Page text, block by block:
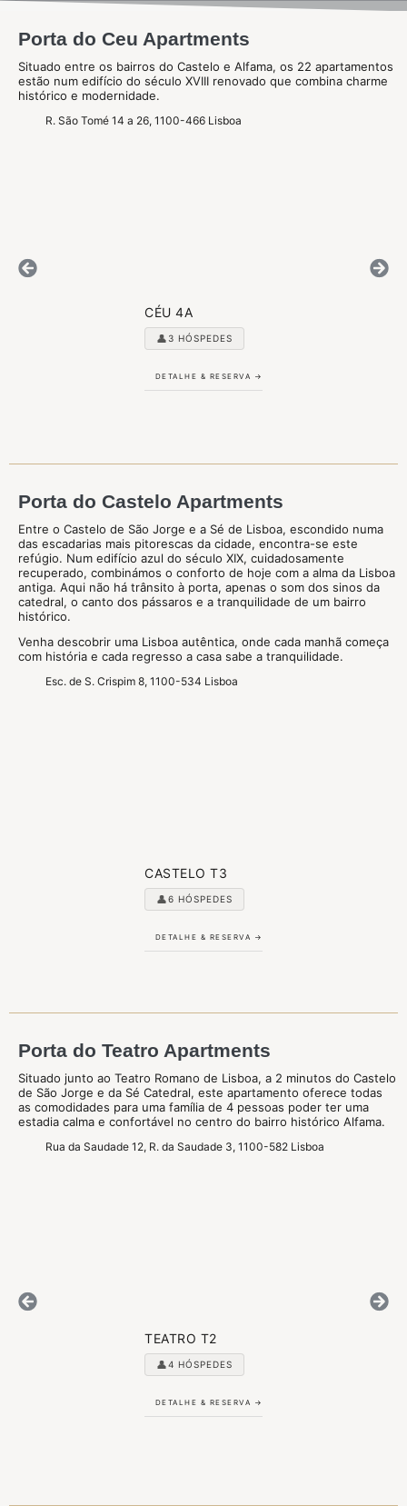
Porta do Ceu Apartments
Situado entre os bairros do Castelo e Alfama, os 22 apartamentos
estão num edifício do século XVIII renovado que combina charme
histórico e modernidade.
R. São Tomé 14 a 26, 1100-466 Lisboa
CÉU 4A
👤3 HÓSPEDES
DETALHE & RESERVA →
Porta do Castelo Apartments
Entre o Castelo de São Jorge e a Sé de Lisboa, escondido numa
das escadarias mais pitorescas da cidade, encontra-se este
refúgio. Num edifício azul do século XIX, cuidadosamente
recuperado, combinámos o conforto de hoje com a alma da Lisboa
antiga. Aqui não há trânsito à porta, apenas o som dos sinos da
catedral, o canto dos pássaros e a tranquilidade de um bairro
histórico.
Venha descobrir uma Lisboa autêntica, onde cada manhã começa
com história e cada regresso a casa sabe a tranquilidade.
Esc. de S. Crispim 8, 1100-534 Lisboa
CASTELO T3
👤6 HÓSPEDES
DETALHE & RESERVA →
Porta do Teatro Apartments
Situado junto ao Teatro Romano de Lisboa, a 2 minutos do Castelo
de São Jorge e da Sé Catedral, este apartamento oferece todas
as comodidades para uma família de 4 pessoas poder ter uma
estadia calma e confortável no centro do bairro histórico Alfama.
Rua da Saudade 12, R. da Saudade 3, 1100-582 Lisboa
TEATRO T2
👤4 HÓSPEDES
DETALHE & RESERVA →